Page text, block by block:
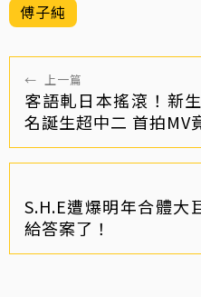
傅子純
← 上一篇
客語軋日本搖滾！新
名誕生超中二 首拍MV
S.H.E遭爆明年合體大
給答案了！